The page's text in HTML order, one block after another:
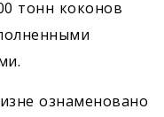
тонн коконов
ознаменовано